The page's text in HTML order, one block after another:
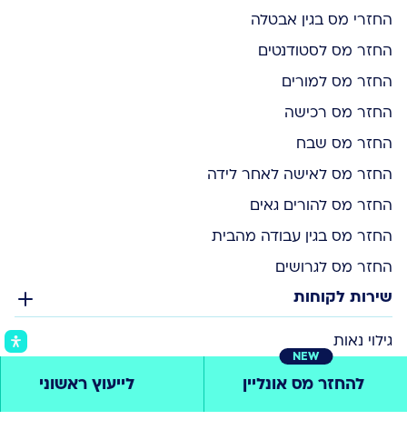
החזרי מס בגין אבטלה
החזר מס לסטודנטים
החזר מס למורים
החזר מס רכישה
החזר מס שבח
החזר מס לאישה לאחר לידה
החזר מס להורים גאים
החזר מס בגין עבודה מהבית
החזר מס לגרושים
שירות לקוחות
גילוי נאות
NEW
להחזר מס אונליין לייעוץ ראשוני